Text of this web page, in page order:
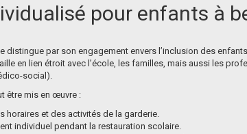
pour enfants à
distingue par son engagement envers l’inclusion des
en lien étroit avec l’école, les familles, mais aussi les
social).
être mis en œuvre :
horaires et des activités de la garderie.
individuel pendant la restauration scolaire.